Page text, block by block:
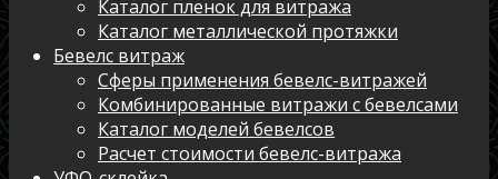
Каталог пленок для витража
Каталог металлической протяжки
Бевелс витраж
Сферы применения бевелс-витражей
Комбинированные витражи с бевелсами
Каталог моделей бевелсов
Расчет стоимости бевелс-витража